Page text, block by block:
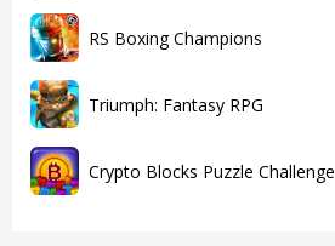
RS Boxing Champions
Triumph: Fantasy RPG
Crypto Blocks Puzzle Challenge